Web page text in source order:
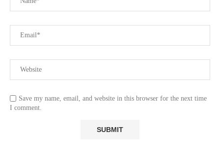
Save my name, email, and website in this browser for the next time
I comment.